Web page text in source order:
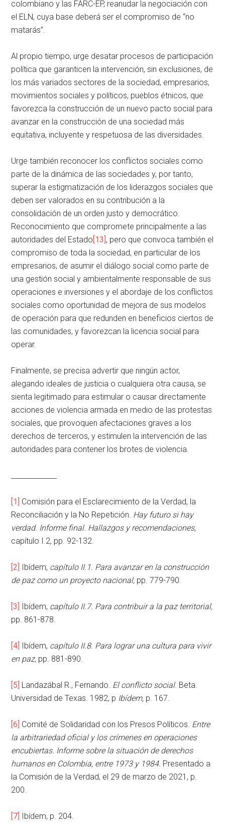
colombiano y las FARC-EP, reanudar la negociación con
el ELN, cuya base deberá ser el compromiso de “no
matarás”.
Al propio tiempo, urge desatar procesos de participación
política que garanticen la intervención, sin exclusiones, de
los más variados sectores de la sociedad, empresarios,
movimientos sociales y políticos, pueblos étnicos, que
favorezca la construcción de un nuevo pacto social para
avanzar en la construcción de una sociedad más
equitativa, incluyente y respetuosa de las diversidades.
Urge también reconocer los conflictos sociales como
parte de la dinámica de las sociedades y, por tanto,
superar la estigmatización de los liderazgos sociales que
deben ser valorados en su contribución a la
consolidación de un orden justo y democrático.
Reconocimiento que compromete principalmente a las
autoridades del Estado [13] , pero que convoca también el
compromiso de toda la sociedad, en particular de los
empresarios, de asumir el diálogo social como parte de
una gestión social y ambientalmente responsable de sus
operaciones e inversiones y el abordaje de los conflictos
sociales como oportunidad de mejora de sus modelos
de operación para que redunden en beneficios ciertos de
las comunidades, y favorezcan la licencia social para
operar.
Finalmente, se precisa advertir que ningún actor,
alegando ideales de justicia o cualquiera otra causa, se
sienta legitimado para estimular o causar directamente
acciones de violencia armada en medio de las protestas
sociales, que provoquen afectaciones graves a los
derechos de terceros, y estimulen la intervención de las
autoridades para contener los brotes de violencia.
[1]
Comisión para el Esclarecimiento de la Verdad, la
Reconciliación y la No Repetición. Hay futuro si hay
verdad. Informe final. Hallazgos y recomendaciones,
capítulo I.2, pp. 92-132.
[2] Ibídem, capítulo II.1. Para avanzar en la construcción
de paz como un proyecto nacional, pp. 779-790.
[3] Ibídem, capítulo II.7. Para contribuir a la paz territorial,
pp. 861-878.
[4] Ibídem, capítulo II.8. Para lograr una cultura para vivir
en paz, pp. 881-890.
[5] Landazábal R., Fernando. El conflicto social. Beta.
Universidad de Texas. 1982, p Ibídem, p. 167.
[6] Comité de Solidaridad con los Presos Políticos. Entre
la arbitrariedad oficial y los crímenes en operaciones
encubiertas. Informe sobre la situación de derechos
humanos en Colombia, entre 1973 y 1984. Presentado a
la Comisión de la Verdad, el 29 de marzo de 2021, p.
200.
[7] Ibídem, p. 204.